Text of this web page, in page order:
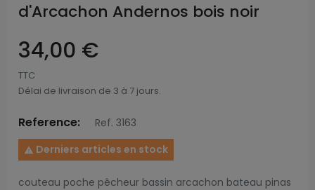
d'Arcachon Andernos bois noir
34,00 €
TTC
Délai de livraison de 3 à 7 jours.
Reference: Ref. 3163
 Derniers articles en stock
couteau poche pêcheur bassin arcachon bateau pinas